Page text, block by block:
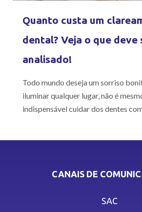
Quanto custa um
dental? Veja o que deve
analisado!
Todo mundo deseja um sorriso
iluminar qualquer lugar, não é
indispensável cuidar dos dentes
CANAIS DE
SAC